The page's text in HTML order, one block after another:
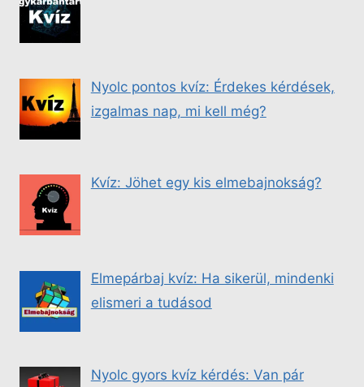
Nyolc pontos kvíz: Érdekes kérdések,
izgalmas nap, mi kell még?
Kvíz: Jöhet egy kis elmebajnokság?
Elmepárbaj kvíz: Ha sikerül, mindenki
elismeri a tudásod
Nyolc gyors kvíz kérdés: Van pár